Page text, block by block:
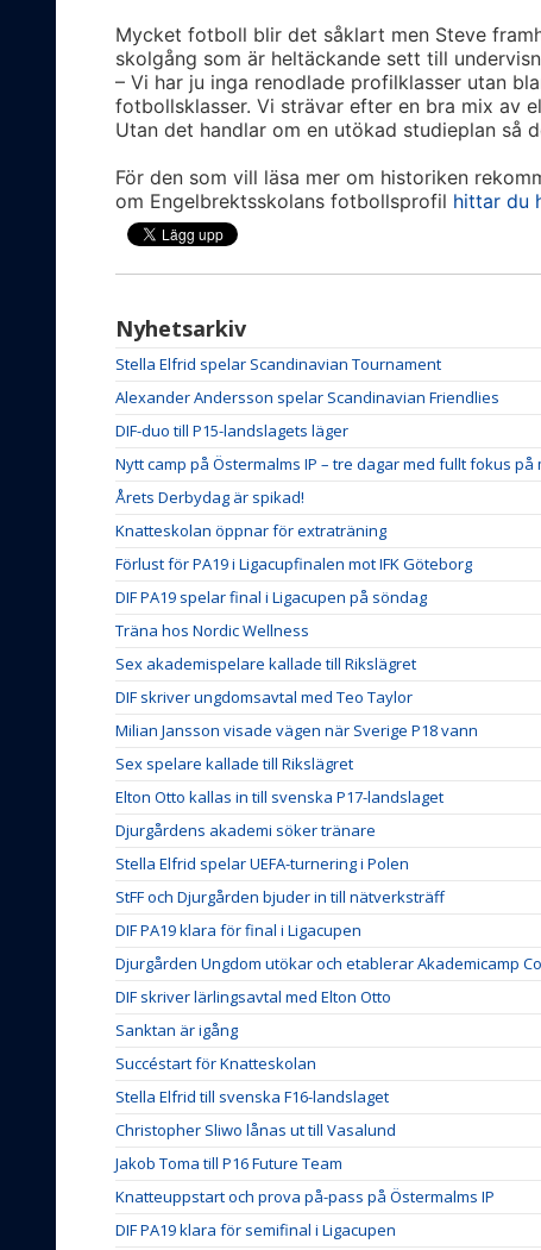
Mycket fotboll blir det såklart men Steve
skolgång som är heltäckande sett till
– Vi har ju inga renodlade profilklasser utan
fotbollsklasser. Vi strävar efter en bra mix av
Utan det handlar om en utökad studieplan så
För den som vill läsa mer om historiken
om Engelbrektsskolans fotbollsprofil hittar du
Nyhetsarkiv
Stella Elfrid spelar Scandinavian Tournament
Alexander Andersson spelar Scandinavian Friendlies
DIF-duo till P15-landslagets läger
Nytt camp på Östermalms IP – tre dagar med fullt fokus på
Årets Derbydag är spikad!
Knatteskolan öppnar för extraträning
Förlust för PA19 i Ligacupfinalen mot IFK Göteborg
DIF PA19 spelar final i Ligacupen på söndag
Träna hos Nordic Wellness
Sex akademispelare kallade till Rikslägret
DIF skriver ungdomsavtal med Teo Taylor
Milian Jansson visade vägen när Sverige P18 vann
Sex spelare kallade till Rikslägret
Elton Otto kallas in till svenska P17-landslaget
Djurgårdens akademi söker tränare
Stella Elfrid spelar UEFA-turnering i Polen
StFF och Djurgården bjuder in till nätverksträff
DIF PA19 klara för final i Ligacupen
Djurgården Ungdom utökar och etablerar Akademicamp
DIF skriver lärlingsavtal med Elton Otto
Sanktan är igång
Succéstart för Knatteskolan
Stella Elfrid till svenska F16-landslaget
Christopher Sliwo lånas ut till Vasalund
Jakob Toma till P16 Future Team
Knatteuppstart och prova på-pass på Östermalms IP
DIF PA19 klara för semifinal i Ligacupen